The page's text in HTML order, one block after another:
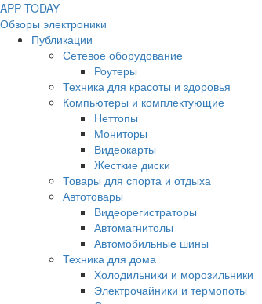
APP TODAY
Обзоры электроники
Публикации
Сетевое оборудование
Роутеры
Техника для красоты и здоровья
Компьютеры и комплектующие
Неттопы
Мониторы
Видеокарты
Жесткие диски
Товары для спорта и отдыха
Автотовары
Видеорегистраторы
Автомагнитолы
Автомобильные шины
Техника для дома
Холодильники и морозильники
Электрочайники и термопоты